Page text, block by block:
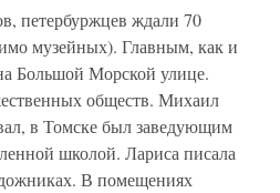
петербуржцев ждали 70
музейных). Главным, как и
Большой Морской улице.
обществ. Михаил
в Томске был заведующим
школой. Лариса писала
В помещениях